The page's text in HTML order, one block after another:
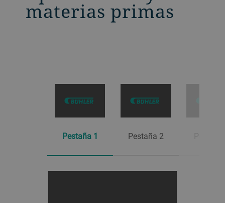
materias primas
Pestaña 1 Pestaña 2